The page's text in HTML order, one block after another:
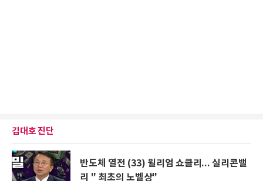
김대호 진단
반도체 열전 (33) 윌리엄 쇼클리... 실리콘밸
리 " 최초의 노벨상"